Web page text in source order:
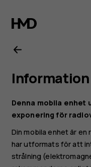
för
Nokia
G21
Denna mobila
exponering för
Din mobila enhet är
har utformats för att
strålning